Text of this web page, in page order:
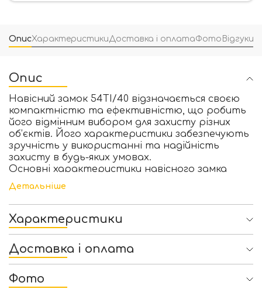
ОписХарактеристикиДоставка і оплатаФото Відгуки
Опис
Навісний замок 54TI/40 відзначається своєю
компактністю та ефективністю, що робить
його відмінним вибором для захисту різних
об’єктів. Його характеристики забезпечують
зручність у використанні та надійність
захисту в будь-яких умовах.
Основні характеристики навісного замка
54TI/40:
Матеріал:
високоякісного алюмінієвого сплаву, який
гарантує легкість і міцність.
Покриття:
й забезпечує відмінну корозійну стійкість.
Універсальність:Замок підійде для захисту
дверей, воріт, шафок, ящиків, вікон та інших
об’єктів, де потрібний надійний захист.
Детальніше
Характеристики
Доставка і оплата
Фото